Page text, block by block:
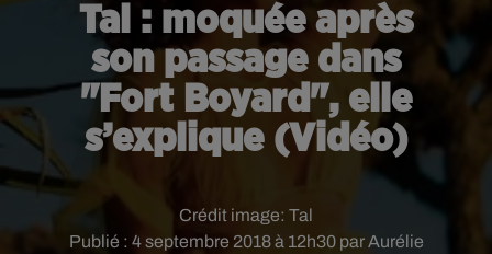
Tal : moquée après
son passage dans
"Fort Boyard", elle
s’explique (Vidéo)
Publié : 4 septembre 2018 à 12h30 par Aurélie
Crédit image: Tal